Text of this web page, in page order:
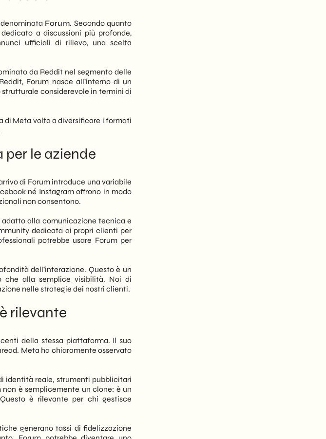
potrebbe diventare un
a differenza di
su temi professionali.
l’evoluzione prima di
lancio. Le opportunità
come thought leader
aggiornamenti sulla
Forum. Secondo quanto
a discussioni più profonde,
ufficiali di rilievo, una scelta
da Reddit nel segmento delle
Forum nasce all’interno di un
considerevole in termini di
di Meta volta a diversificare i formati
per le aziende
di Forum introduce una variabile
né Instagram offrono in modo
non consentono.
adatto alla comunicazione tecnica e
dedicata ai propri clienti per
potrebbe usare Forum per
dell’interazione. Questo è un
che alla semplice visibilità. Noi di
nelle strategie dei nostri clienti.
rilevante
della stessa piattaforma. Il suo
Meta ha chiaramente osservato
identità reale, strumenti pubblicitari
è semplicemente un clone: è un
è rilevante per chi gestisce
generano tassi di fidelizzazione